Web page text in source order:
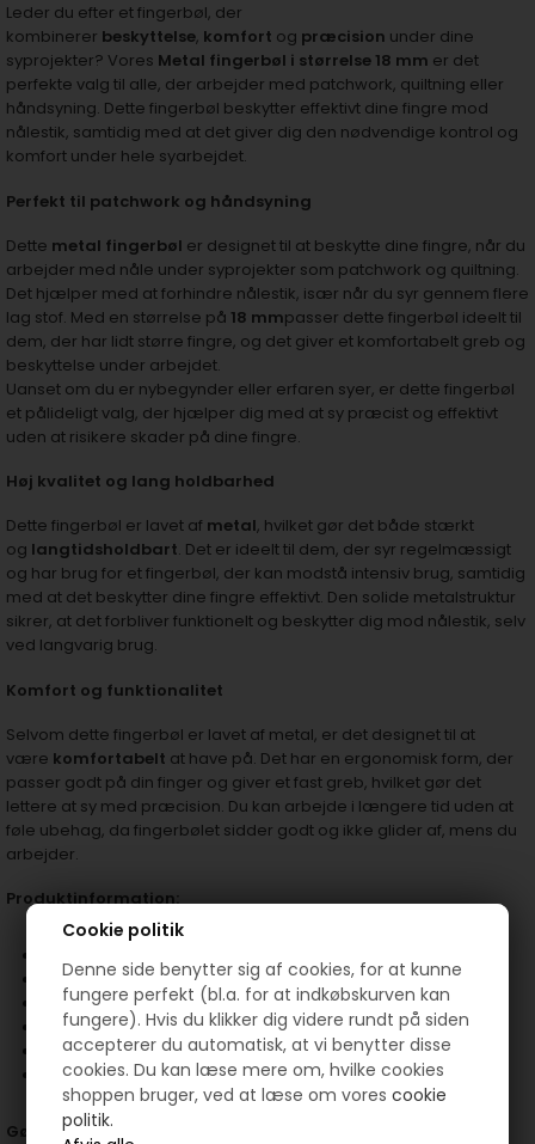
Cookie politik
Denne side benytter sig af cookies, for at kunne
fungere perfekt (bl.a. for at indkøbskurven kan
fungere). Hvis du klikker dig videre rundt på siden
accepterer du automatisk, at vi benytter disse
cookies. Du kan læse mere om, hvilke cookies
shoppen bruger, ved at læse om vorescookie
politik.
Leder du efter et fingerbøl, der
kombinerer beskyttelse, komfort og præcision under dine
syprojekter? Vores Metal fingerbøl i størrelse 18 mm er det
perfekte valg til alle, der arbejder med patchwork, quiltning eller
håndsyning. Dette fingerbøl beskytter effektivt dine fingre mod
nålestik, samtidig med at det giver dig den nødvendige kontrol og
komfort under hele syarbejdet.
Perfekt til patchwork og håndsyning
Dette metal fingerbøl er designet til at beskytte dine fingre, når du
arbejder med nåle under syprojekter som patchwork og quiltning.
Det hjælper med at forhindre nålestik, især når du syr gennem flere
lag stof. Med en størrelse på 18 mmpasser dette fingerbøl ideelt til
dem, der har lidt større fingre, og det giver et komfortabelt greb og
beskyttelse under arbejdet.
Uanset om du er nybegynder eller erfaren syer, er dette fingerbøl
et pålideligt valg, der hjælper dig med at sy præcist og effektivt
uden at risikere skader på dine fingre.
Høj kvalitet og lang holdbarhed
Dette fingerbøl er lavet af metal, hvilket gør det både stærkt
og langtidsholdbart. Det er ideelt til dem, der syr regelmæssigt
og har brug for et fingerbøl, der kan modstå intensiv brug, samtidig
med at det beskytter dine fingre effektivt. Den solide metalstruktur
sikrer, at det forbliver funktionelt og beskytter dig mod nålestik, selv
ved langvarig brug.
Komfort og funktionalitet
Selvom dette fingerbøl er lavet af metal, er det designet til at
være komfortabelt at have på. Det har en ergonomisk form, der
passer godt på din finger og giver et fast greb, hvilket gør det
lettere at sy med præcision. Du kan arbejde i længere tid uden at
føle ubehag, da fingerbølet sidder godt og ikke glider af, mens du
arbejder.
Produktinformation:
Størrelse: 18 mm
Ideel til patchwork og håndsyning
Høj kvalitet, holdbarhed og styrke
Beskyttelse mod nålestik
Komfortabelt at have på i længere tid
Gør dit syarbejde lettere og mere præcist